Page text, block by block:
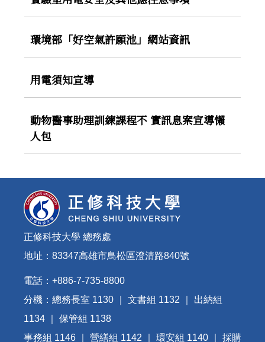
環境部「好空氣許願池」網站資訊
用電須知宣導
動物醫事助理訓練課程不 實訊息案宣導懶
人包
正修科技大學 總務處
地址：83347高雄市鳥松區澄清路840號
電話：+886-7-735-8800
分機：總務長室 1130 ｜ 文書組 1132 ｜ 出納組
1134 ｜ 保管組 1138
事務組 1146 ｜ 營繕組 1142 ｜ 環安組 1140 ｜ 採購